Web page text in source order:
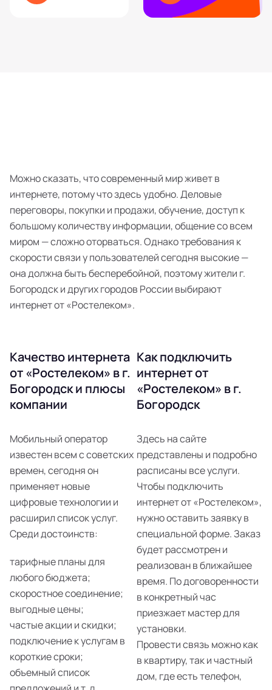
Можно сказать, что современный мир живет в
интернете, потому что здесь удобно. Деловые
переговоры, покупки и продажи, обучение, доступ к
большому количеству информации, общение со всем
миром — сложно оторваться. Однако требования к
скорости связи у пользователей сегодня высокие —
она должна быть бесперебойной, поэтому жители г.
Богородск и других городов России выбирают
интернет от «Ростелеком».
Качество интернета
от «Ростелеком» в г.
Богородск и плюсы
компании
Мобильный оператор
известен всем с советских
времен, сегодня он
применяет новые
цифровые технологии и
расширил список услуг.
Среди достоинств:
тарифные планы для
любого бюджета;
скоростное соединение;
выгодные цены;
частые акции и скидки;
подключение к услугам в
короткие сроки;
объемный список
Как подключить
интернет от
«Ростелеком» в г.
Богородск
Здесь на сайте
представлены и подробно
расписаны все услуги.
Чтобы подключить
интернет от «Ростелеком»,
нужно оставить заявку в
специальной форме. Заказ
будет рассмотрен и
реализован в ближайшее
время. По договоренности
в конкретный час
приезжает мастер для
установки.
Провести связь можно как
в квартиру, так и частный
дом, где есть телефон,